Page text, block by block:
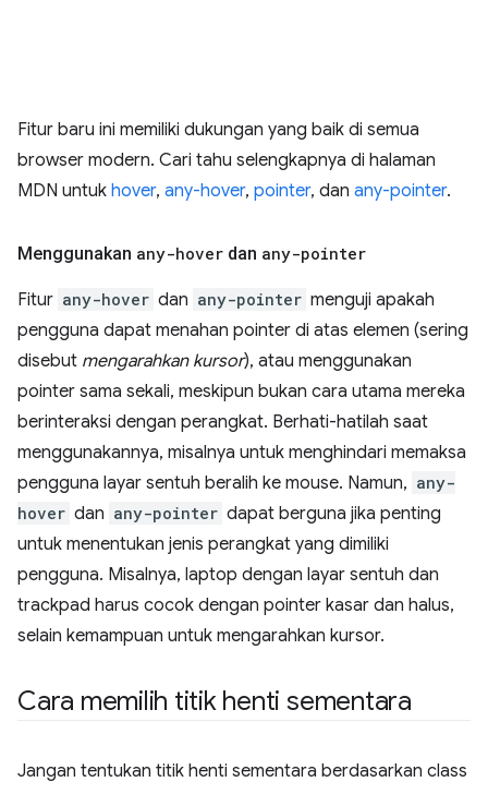
Fitur baru ini memiliki dukungan yang baik di semua
browser modern. Cari tahu selengkapnya di halaman
MDN untuk hover, any-hover, pointer, dan any-pointer.
Menggunakan any-hover dan any-pointer
Fitur any-hover dan any-pointer menguji apakah
pengguna dapat menahan pointer di atas elemen (sering
disebut mengarahkan kursor), atau menggunakan
pointer sama sekali, meskipun bukan cara utama mereka
berinteraksi dengan perangkat. Berhati-hatilah saat
menggunakannya, misalnya untuk menghindari memaksa
pengguna layar sentuh beralih ke mouse. Namun, any-
hover dan any-pointer dapat berguna jika penting
untuk menentukan jenis perangkat yang dimiliki
pengguna. Misalnya, laptop dengan layar sentuh dan
trackpad harus cocok dengan pointer kasar dan halus,
selain kemampuan untuk mengarahkan kursor.
Cara memilih titik henti sementara
Jangan tentukan titik henti sementara berdasarkan class